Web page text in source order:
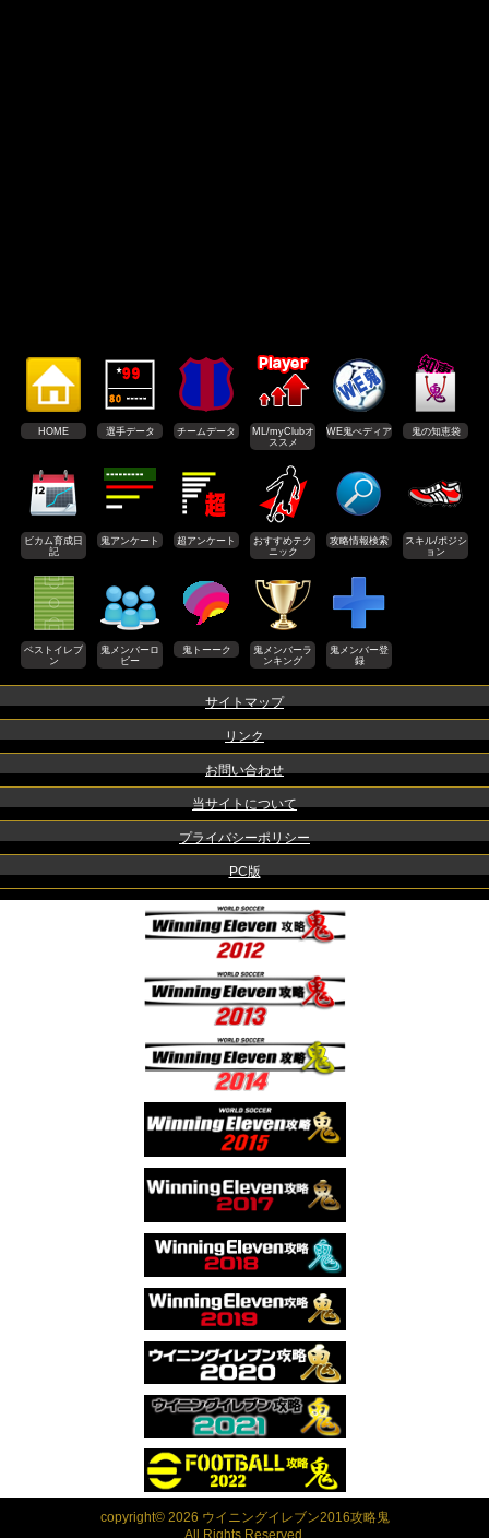
HOME 選手データ チームデータ
ML/myClubオ
ススメ
WE鬼ぺディア 鬼の知恵袋
ビカム育成日
記
鬼アンケート 超アンケート
おすすめテク
ニック
攻略情報検索
スキル/ポジシ
ョン
ベストイレブ
ン
鬼メンバーロ
ビー
鬼トーーク
鬼メンバーラ
ンキング
鬼メンバー登
録
サイトマップ
リンク
お問い合わせ
当サイトについて
プライバシーポリシー
PC版
copyright© 2026 ウイニングイレブン2016攻略鬼
All Rights Reserved.